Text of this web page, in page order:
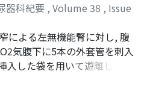
器科紀要 , Volume 38 , Issue
, 博;小松, 洋輔;藤瀬, 久美子;
, 修;Matsuda, Tadashi;
Hiroshi;Komatz, Yosuke
による左無機能腎に対し, 腹
気腹下に5本の外套管を刺入
した袋を用いて遊離した腎
となく体外に摘出した.手術